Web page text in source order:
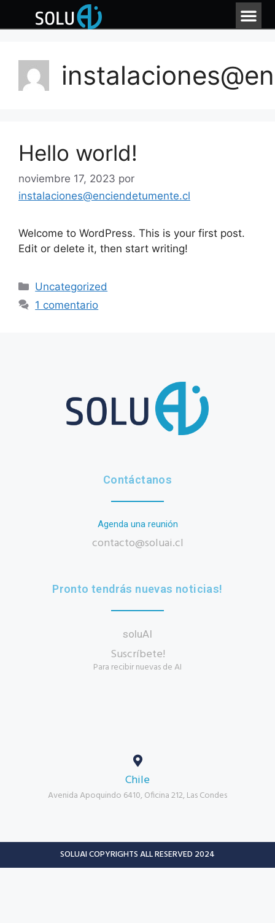
Hello world!
noviembre 17, 2023 por
instalaciones@enciendetumente.cl
Welcome to WordPress. This is your first post.
Edit or delete it, then start writing!
Uncategorized
1 comentario
Contáctanos
Agenda una reunión
contacto@soluai.cl
Pronto tendrás nuevas noticias!
soluAI
Suscríbete!
Para recibir nuevas de AI
Chile
Avenida Apoquindo 6410, Oficina 212, Las Condes
SOLUAI COPYRIGHTS ALL RESERVED 2024